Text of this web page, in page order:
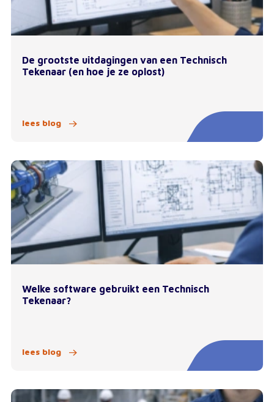
De grootste uitdagingen van een Technisch
Tekenaar (en hoe je ze oplost)
lees blog
Welke software gebruikt een Technisch
Tekenaar?
lees blog